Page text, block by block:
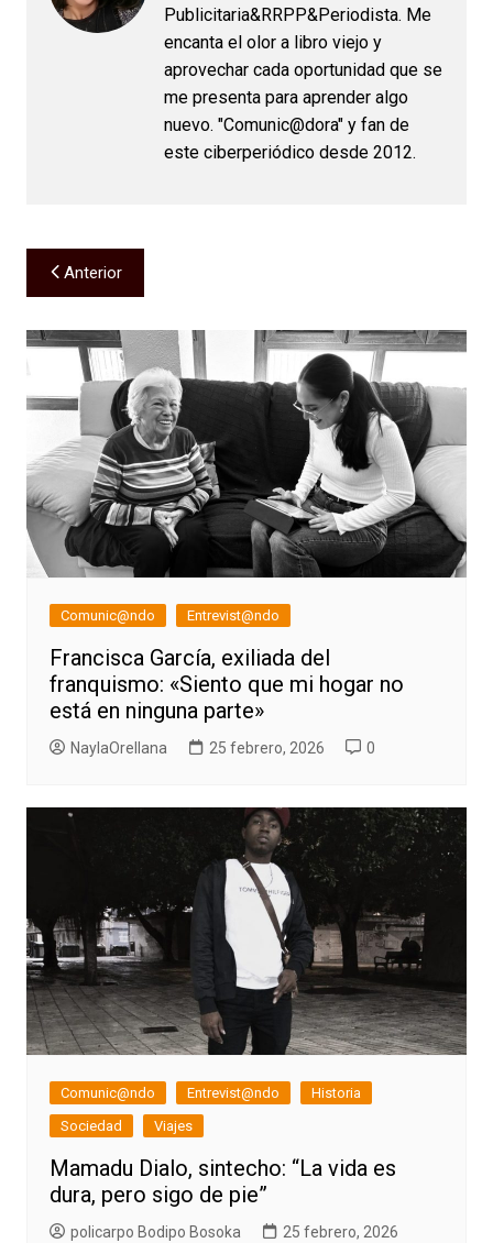
Publicitaria&RRPP&Periodista. Me
encanta el olor a libro viejo y
aprovechar cada oportunidad que se
me presenta para aprender algo
nuevo. "Comunic@dora" y fan de
este ciberperiódico desde 2012.
Navegación
de
entradas
Anterior
Comunic@ndo Entrevist@ndo
Francisca García, exiliada del
franquismo: «Siento que mi hogar no
está en ninguna parte»
NaylaOrellana 25 febrero, 2026 0
Comunic@ndo Entrevist@ndo
Historia
Sociedad
Viajes
Mamadu Dialo, sintecho: “La vida es
dura, pero sigo de pie”
policarpo Bodipo Bosoka
25 febrero, 2026